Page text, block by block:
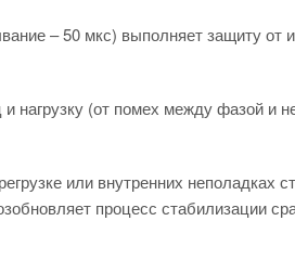
– 50 мкс) выполняет защиту от
нагрузку (от помех между фазой и
или внутренних неполадках
процесс стабилизации